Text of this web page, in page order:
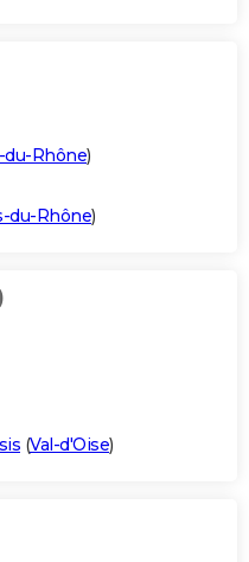
Rhône)
du-Rhône)
(Val-d'Oise)